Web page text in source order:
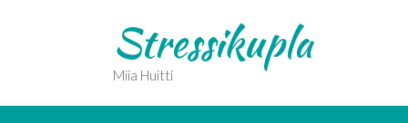
Stressikupla
Miia Huitti